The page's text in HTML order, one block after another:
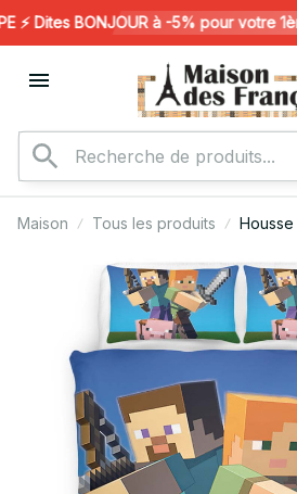
⚡️ Dites BONJOUR à -5% pour votre
Maison Tous les produits
salle